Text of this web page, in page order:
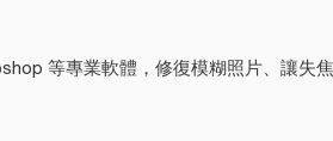
等專業軟體，修復模糊照片、讓失